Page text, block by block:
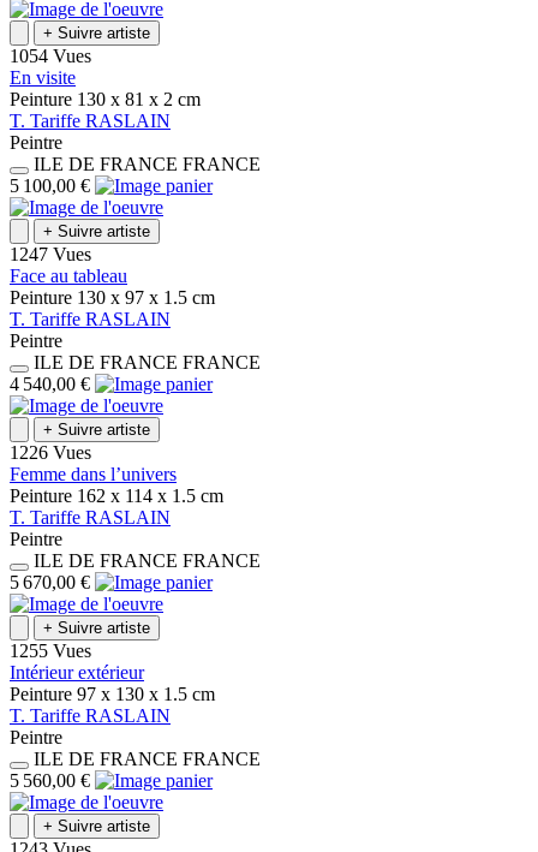
+ Suivre artiste
1054 Vues
En visite
Peinture 130 x 81 x 2 cm
T. Tariffe RASLAIN
Peintre
ILE DE FRANCE FRANCE
5 100,00 €
+ Suivre artiste
1247 Vues
Face au tableau
Peinture 130 x 97 x 1.5 cm
T. Tariffe RASLAIN
Peintre
ILE DE FRANCE FRANCE
4 540,00 €
+ Suivre artiste
1226 Vues
Femme dans l’univers
Peinture 162 x 114 x 1.5 cm
T. Tariffe RASLAIN
Peintre
ILE DE FRANCE FRANCE
5 670,00 €
+ Suivre artiste
1255 Vues
Intérieur extérieur
Peinture 97 x 130 x 1.5 cm
T. Tariffe RASLAIN
Peintre
ILE DE FRANCE FRANCE
5 560,00 €
+ Suivre artiste